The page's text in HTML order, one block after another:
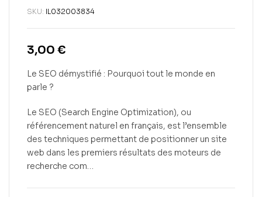
SKU: IL032003834
3,00 €
Le SEO démystifié : Pourquoi tout le monde en
parle ?
Le SEO (Search Engine Optimization), ou
référencement naturel en français, est l’ensemble
des techniques permettant de positionner un site
web dans les premiers résultats des moteurs de
recherche com…